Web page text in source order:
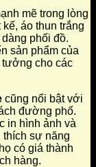
mẽ trong lòng
áo thun trắng
phối đồ.
sản phẩm của
cho các
cũng nổi bật với
đường phố.
in hình ảnh và
thích sự năng
có giá thành
hàng.